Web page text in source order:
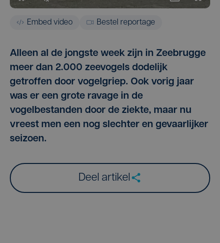
Embed video Bestel reportage
Alleen al de jongste week zijn in Zeebrugge
meer dan 2.000 zeevogels dodelijk
getroffen door vogelgriep. Ook vorig jaar
was er een grote ravage in de
vogelbestanden door de ziekte, maar nu
vreest men een nog slechter en gevaarlijker
seizoen.
Deel artikel